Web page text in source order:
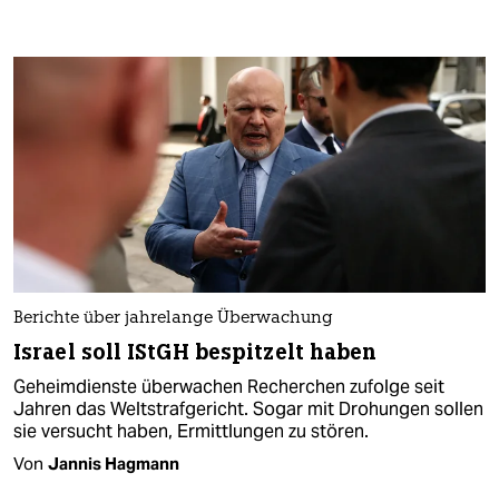
Berichte über jahrelange Überwachung
Israel soll IStGH bespitzelt haben
Geheimdienste überwachen Recherchen zufolge seit
Jahren das Weltstrafgericht. Sogar mit Drohungen sollen
sie versucht haben, Ermittlungen zu stören.
Von Jannis Hagmann